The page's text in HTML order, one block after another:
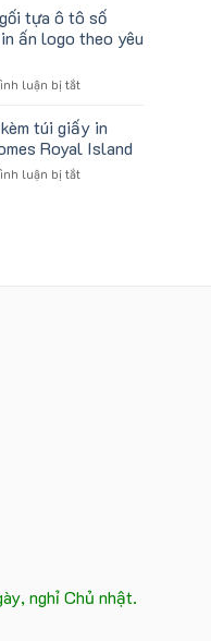
Làm
Quà
Tặng
Ty
Hành
gấu
koala
sản
in
lượng
lớn
logo
Trung
tựa ô tô số
ấn logo theo yêu
luận bị tắtở
hàng
gối
tựa
ô
túi giấy in
Royal Island
luận bị tắtở
nghỉ Chủ nhật.